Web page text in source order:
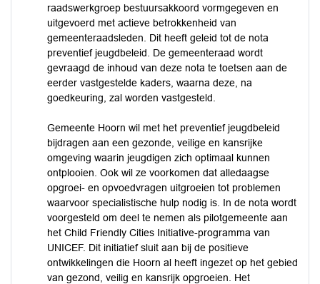
raadswerkgroep bestuursakkoord vormgegeven en
uitgevoerd met actieve betrokkenheid van
gemeenteraadsleden. Dit heeft geleid tot de nota
preventief jeugdbeleid. De gemeenteraad wordt
gevraagd de inhoud van deze nota te toetsen aan de
eerder vastgestelde kaders, waarna deze, na
goedkeuring, zal worden vastgesteld.
Gemeente Hoorn wil met het preventief jeugdbeleid
bijdragen aan een gezonde, veilige en kansrijke
omgeving waarin jeugdigen zich optimaal kunnen
ontplooien. Ook wil ze voorkomen dat alledaagse
opgroei- en opvoedvragen uitgroeien tot problemen
waarvoor specialistische hulp nodig is. In de nota wordt
voorgesteld om deel te nemen als pilotgemeente aan
het Child Friendly Cities Initiative-programma van
UNICEF. Dit initiatief sluit aan bij de positieve
ontwikkelingen die Hoorn al heeft ingezet op het gebied
van gezond, veilig en kansrijk opgroeien. Het